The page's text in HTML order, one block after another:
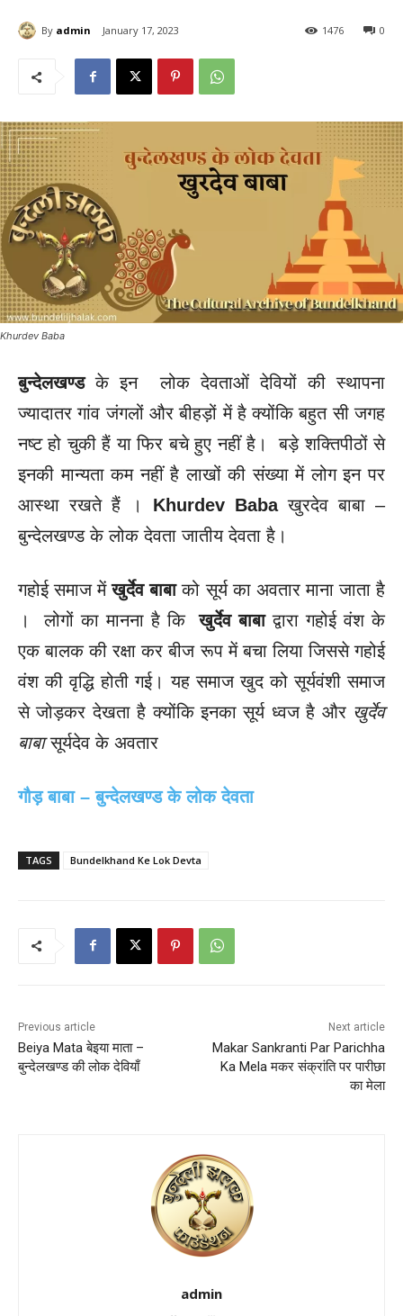
By admin January 17, 2023 0
1476
Khurdev Baba
बुन्देलखण्डके इन लोक देवताओं देवियों की स्थापना
ज्यादातर गांव जंगलों और बीहड़ों में है क्योंकि बहुत सी जगह
नष्ट हो चुकी हैं या फिर बचे हुए नहीं है। बड़े शक्तिपीठों से
इनकी मान्यता कम नहीं है लाखों की संख्या में लोग इन पर
आस्था रखते हैं । Khurdev Babaखुरदेव बाबा –
बुन्देलखण्ड के लोक देवता जातीय देवता है।
गहोई समाज मेंखुर्देव बाबाको सूर्य का अवतार माना जाता है
। लोगों का मानना है किखुर्देव बाबाद्वारा गहोई वंश के
एक बालक की रक्षा कर बीज रूप में बचा लिया जिससे गहोई
वंश की वृद्धि होती गई। यह समाज खुद को सूर्यवंशी समाज
से जोड़कर देखता है क्योंकि इनका सूर्य ध्वज है और खुर्देव
बाबासूर्यदेव के अवतार
गौड़ बाबा – बुन्देलखण्ड के लोक देवता
TAGS Bundelkhand Ke Lok Devta
Previous article
Beiya Mata बेइया माता –
बुन्देलखण्ड की लोक देवियाँ
Next article
Makar Sankranti Par Parichha
Ka Mela मकर संक्रांति पर पारीछा
का मेला
admin